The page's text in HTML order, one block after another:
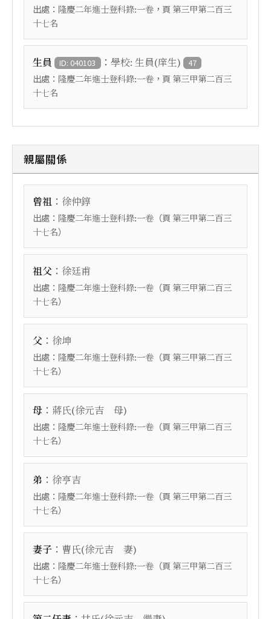
出處： 隆慶二年進士登科錄:一卷 ，頁 第三甲第二百三
十七名
生員 ID: 040103 ： 學校: 生員(庠生) 47
出處： 隆慶二年進士登科錄:一卷 ，頁 第三甲第二百三
十七名
親屬關係
曾祖 ： 徐仲錞
出處： 隆慶二年進士登科錄:一卷 （頁 第三甲第二百三
十七名）
祖父 ： 徐廷甫
出處： 隆慶二年進士登科錄:一卷 （頁 第三甲第二百三
十七名）
父 ： 徐坤
出處： 隆慶二年進士登科錄:一卷 （頁 第三甲第二百三
十七名）
母 ： 蔣氏(徐元吉 母)
出處： 隆慶二年進士登科錄:一卷 （頁 第三甲第二百三
十七名）
弟 ： 徐亨吉
出處： 隆慶二年進士登科錄:一卷 （頁 第三甲第二百三
十七名）
妻子 ： 曹氏(徐元吉 妻)
出處： 隆慶二年進士登科錄:一卷 （頁 第三甲第二百三
十七名）